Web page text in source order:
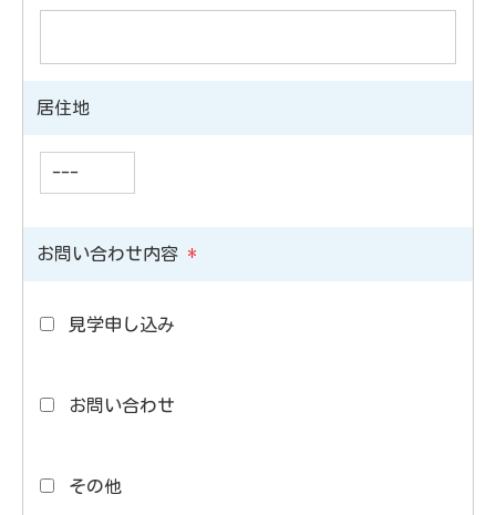
居住地
お問い合わせ内容 *
見学申し込み
お問い合わせ
その他